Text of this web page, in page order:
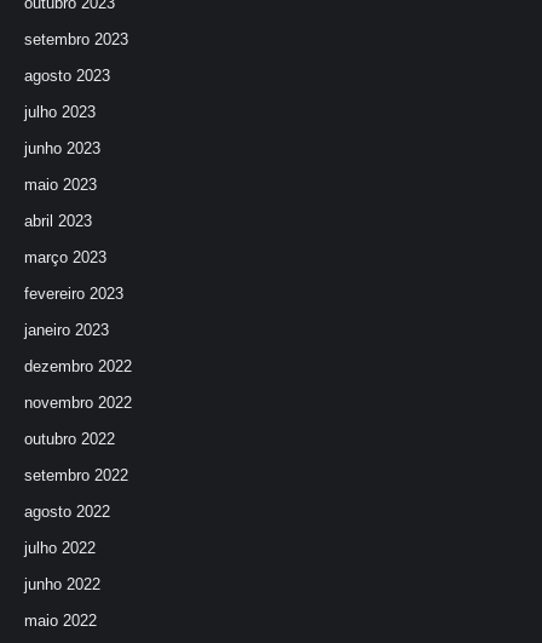
setembro 2023
agosto 2023
julho 2023
junho 2023
maio 2023
abril 2023
março 2023
fevereiro 2023
janeiro 2023
dezembro 2022
novembro 2022
outubro 2022
setembro 2022
agosto 2022
julho 2022
junho 2022
maio 2022